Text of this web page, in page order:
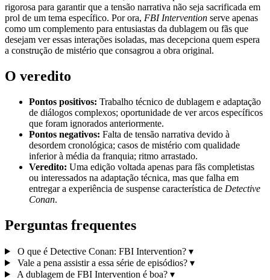
rigorosa para garantir que a tensão narrativa não seja sacrificada em
prol de um tema específico. Por ora, FBI Intervention serve apenas
como um complemento para entusiastas da dublagem ou fãs que
desejam ver essas interações isoladas, mas decepciona quem espera
a construção de mistério que consagrou a obra original.
O veredito
Pontos positivos: Trabalho técnico de dublagem e adaptação
de diálogos complexos; oportunidade de ver arcos específicos
que foram ignorados anteriormente.
Pontos negativos: Falta de tensão narrativa devido à
desordem cronológica; casos de mistério com qualidade
inferior à média da franquia; ritmo arrastado.
Veredito: Uma edição voltada apenas para fãs completistas
ou interessados na adaptação técnica, mas que falha em
entregar a experiência de suspense característica de Detective
Conan.
Perguntas frequentes
O que é Detective Conan: FBI Intervention? ▾
Vale a pena assistir a essa série de episódios? ▾
A dublagem de FBI Intervention é boa? ▾